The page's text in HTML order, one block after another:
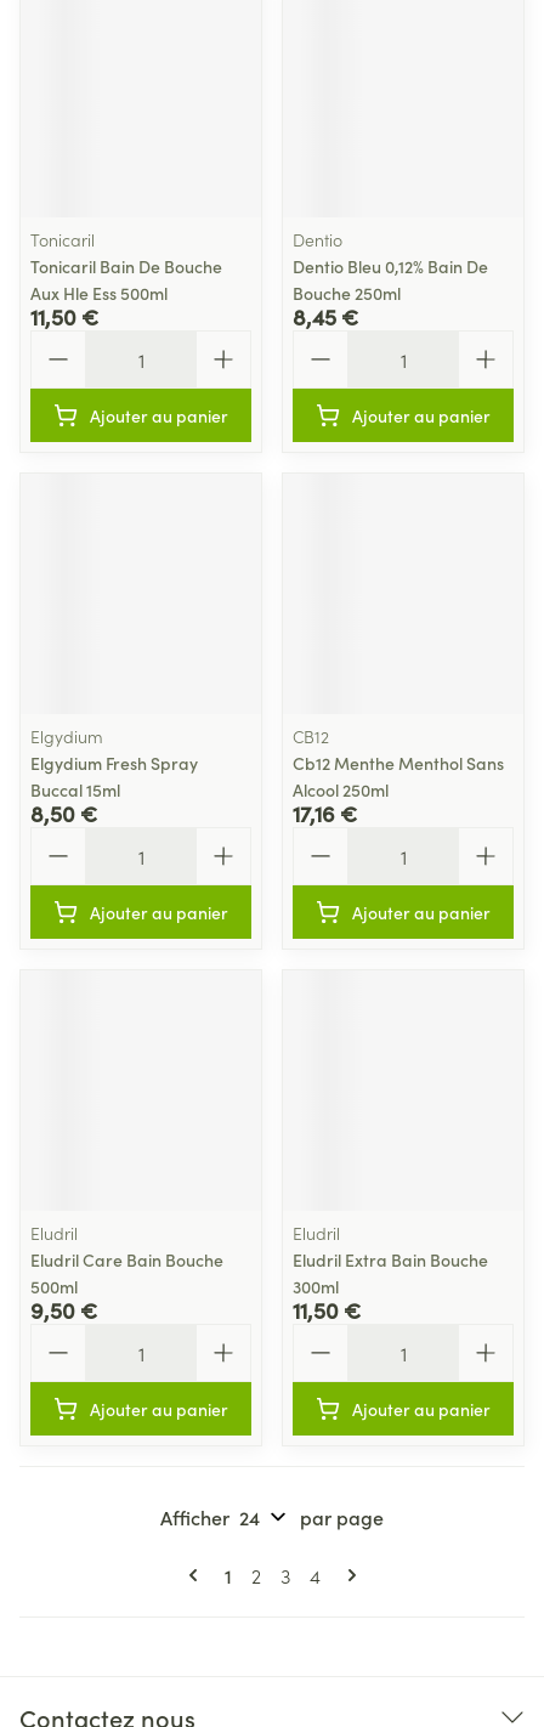
Tonicaril
Tonicaril Bain De Bouche
Aux Hle Ess 500ml
11,50 €
Ajouter au panier
Dentio
Dentio Bleu 0,12% Bain De
Bouche 250ml
8,45 €
Ajouter au panier
Elgydium
Elgydium Fresh Spray
Buccal 15ml
8,50 €
Ajouter au panier
CB12
Cb12 Menthe Menthol Sans
Alcool 250ml
17,16 €
Ajouter au panier
Eludril
Eludril Care Bain Bouche
500ml
9,50 €
Ajouter au panier
Eludril
Eludril Extra Bain Bouche
300ml
11,50 €
Ajouter au panier
Pages
Vous lisez actuellement la page
1 Page
2 Page
3 Page
4
Afficher par page
Contactez nous